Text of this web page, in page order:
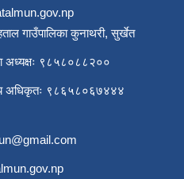
गाउँपालिका कुनाथरी, सुर्खेत
अध्यक्षः ९८५८०८८२००
अधिकृतः ९८६५८०६७४४४